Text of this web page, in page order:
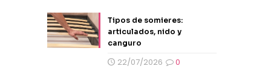
Tipos de somieres:
articulados, nido y
canguro
22/07/2026 0